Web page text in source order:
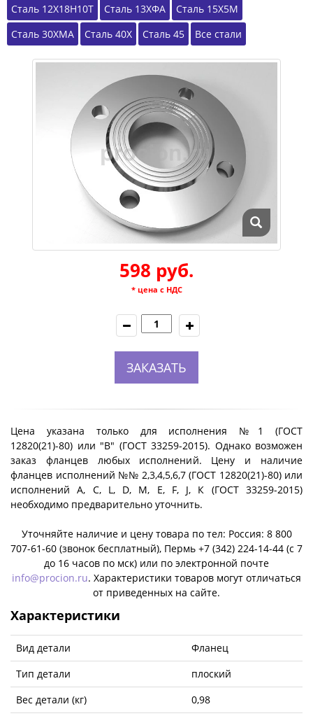
Сталь 12Х18Н10Т Сталь 13ХФА
Сталь 15Х5М
Сталь 30ХМА
Сталь 40Х Сталь 45 Все стали
598 руб.
* цена с НДС
ЗАКАЗАТЬ
Цена указана только для исполнения №1 (ГОСТ
12820(21)-80) или "B" (ГОСТ 33259-2015). Однако возможен
заказ фланцев любых исполнений. Цену и наличие
фланцев исполнений №№ 2,3,4,5,6,7 (ГОСТ 12820(21)-80) или
исполнений A, C, L, D, M, E, F, J, К (ГОСТ 33259-2015)
необходимо предварительно уточнить.
Уточняйте наличие и цену товара по тел: Россия: 8 800
707-61-60 (звонок бесплатный), Пермь +7 (342) 224-14-44 (c 7
до 16 часов по мск) или по электронной почте
info@procion.ru. Характеристики товаров могут отличаться
от приведенных на сайте.
Характеристики
Вид детали
Фланец
Тип детали
плоский
Вес детали (кг)
0,98